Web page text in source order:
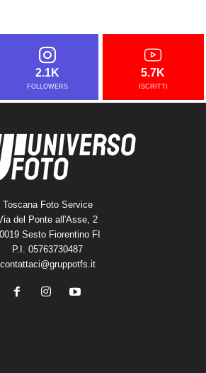
2.1K
FOLLOWERS
5.7K
ISCRITTI
Toscana Foto Service
del Ponte all'Asse, 2
Sesto Fiorentino FI
P.I. 05763730487
contattaci@gruppotfs.it